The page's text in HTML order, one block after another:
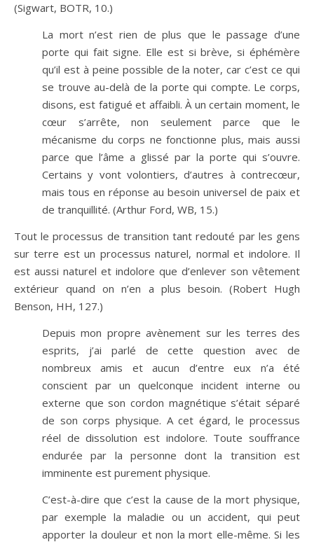
(Sigwart, BOTR, 10.)
La mort n’est rien de plus que le passage d’une
porte qui fait signe. Elle est si brève, si éphémère
qu’il est à peine possible de la noter, car c’est ce qui
se trouve au-delà de la porte qui compte. Le corps,
disons, est fatigué et affaibli. À un certain moment, le
cœur s’arrête, non seulement parce que le
mécanisme du corps ne fonctionne plus, mais aussi
parce que l’âme a glissé par la porte qui s’ouvre.
Certains y vont volontiers, d’autres à contrecœur,
mais tous en réponse au besoin universel de paix et
de tranquillité. (Arthur Ford, WB, 15.)
Tout le processus de transition tant redouté par les gens
sur terre est un processus naturel, normal et indolore. Il
est aussi naturel et indolore que d’enlever son vêtement
extérieur quand on n’en a plus besoin. (Robert Hugh
Benson, HH, 127.)
Depuis mon propre avènement sur les terres des
esprits, j’ai parlé de cette question avec de
nombreux amis et aucun d’entre eux n’a été
conscient par un quelconque incident interne ou
externe que son cordon magnétique s’était séparé
de son corps physique. A cet égard, le processus
réel de dissolution est indolore. Toute souffrance
endurée par la personne dont la transition est
imminente est purement physique.
C’est-à-dire que c’est la cause de la mort physique,
par exemple la maladie ou un accident, qui peut
apporter la douleur et non la mort elle-même. Si les